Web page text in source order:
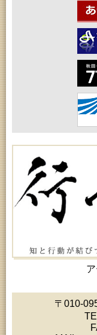
2026年08月14
成人教育「古
2026年08月15
乳幼児教育「
2026年08月15
乳幼児教育・
2026年08月15
乳幼児教育「
ティック』を
2026年08月17
女性教育「ミ
2026年08月17
高齢者教育「
2026年08月17
家庭教育「わ
2026年08月18
高齢者教育「
2026年08月18
高齢者教育「
2026年08月18
女性教育「保
2026年08月18
乳幼児・青少
2026年08月19
2026年08月19
高齢者教育「
2026年08月19
成人教育「市
〒010-